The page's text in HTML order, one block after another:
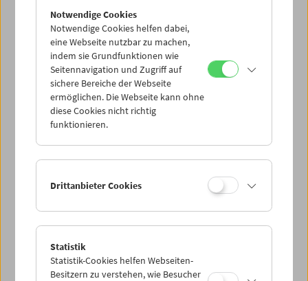
und erklärten "Papas Kino" für tot. Hinter
dieser Attitüde aber richtete sich der Ehrgeiz
der Unterzeichner auf die Schaffung neuer
politischer, organisatorischer und
ästhetischer Grundlagen, auf denen sich eine
Filmindustrie in Deutschland überhaupt
entwickeln können sollte.
Reihe seltener Fotos die Geschichte des
Oberhausener Manifests und seiner Folgen
auf.
Mit Beiträgen von Alexander Kluge, Joe
Henrik Gass, Christian Schulte und Alexandra
Hesse.
Notwendige Cookies
Notwendige Cookies helfen dabei,
eine Webseite nutzbar zu machen,
indem sie Grundfunktionen wie
Seitennavigation und Zugriff auf
sichere Bereiche der Webseite
ermöglichen. Die Webseite kann ohne
diese Cookies nicht richtig
funktionieren.
Drittanbieter Cookies
Statistik
Statistik-Cookies helfen Webseiten-
Besitzern zu verstehen, wie Besucher